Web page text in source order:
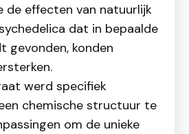
de effecten van natuurlijk
dat in bepaalde
gevonden, konden
werd specifiek
chemische structuur te
om de unieke